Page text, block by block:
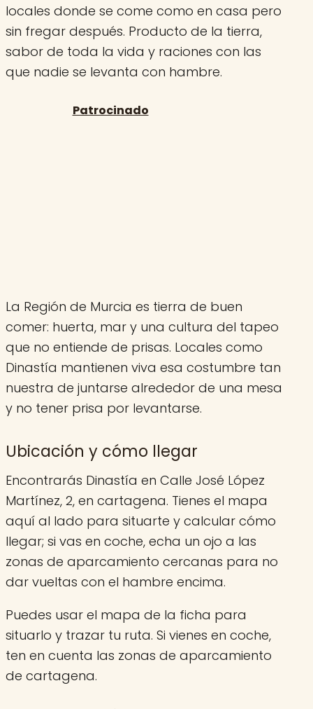
locales donde se come como en casa pero
sin fregar después. Producto de la tierra,
sabor de toda la vida y raciones con las
que nadie se levanta con hambre.
La Región de Murcia es tierra de buen
comer: huerta, mar y una cultura del tapeo
que no entiende de prisas. Locales como
Dinastía mantienen viva esa costumbre tan
nuestra de juntarse alrededor de una mesa
y no tener prisa por levantarse.
Ubicación y cómo llegar
Encontrarás Dinastía en Calle José López
Martínez, 2, en cartagena. Tienes el mapa
aquí al lado para situarte y calcular cómo
llegar; si vas en coche, echa un ojo a las
zonas de aparcamiento cercanas para no
dar vueltas con el hambre encima.
Puedes usar el mapa de la ficha para
situarlo y trazar tu ruta. Si vienes en coche,
ten en cuenta las zonas de aparcamiento
de cartagena.